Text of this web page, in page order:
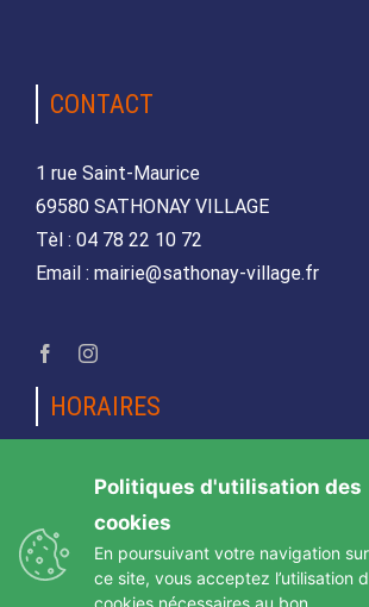
CONTACT
1 rue Saint-Maurice
69580 SATHONAY VILLAGE
Tèl : 04 78 22 10 72
Email : mairie@sathonay-village.fr
HORAIRES
Lundi, mardi, jeudi et vendredi
de 08h30 à 12h00 et de 14h00 à 17h00
Mercredi et samedi
de 08h30 12h00
Politiques d'utilisation des
cookies
En poursuivant votre navigation sur
ce site, vous acceptez l’utilisation
cookies nécessaires au bon